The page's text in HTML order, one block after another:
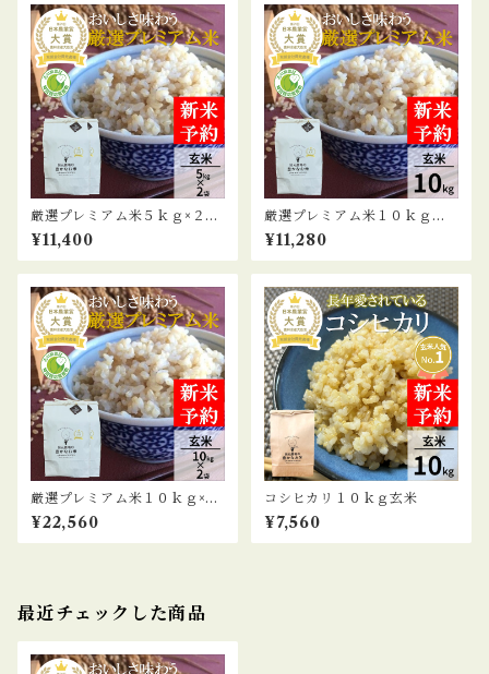
厳選プレミアム米５ｋｇ×２袋
玄米
¥11,400
厳選プレミアム米１０ｋｇ玄
米
¥11,280
厳選プレミアム米１０ｋｇ×２
袋玄米
¥22,560
コシヒカリ１０ｋｇ玄米
¥7,560
最近チェックした商品